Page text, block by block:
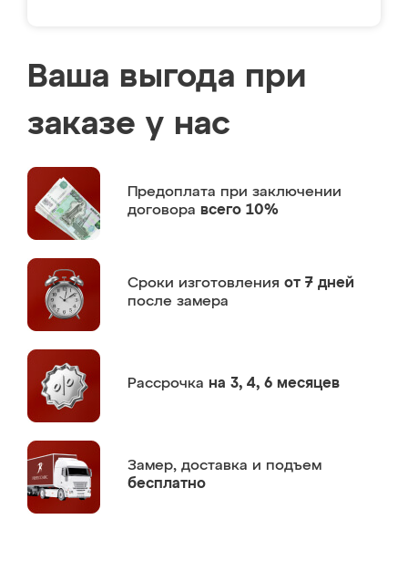
Ваша выгода при
заказе у нас
Предоплата при заключении
договора всего 10%
Сроки изготовления от 7 дней
после замера
Рассрочка на 3, 4, 6 месяцев
Замер, доставка и подъем
бесплатно